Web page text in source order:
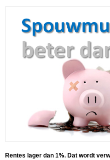
Rentes lager dan 1%. Dat wordt